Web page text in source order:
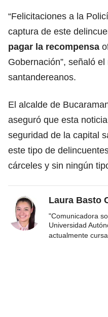
“Felicitaciones a la
captura de este
pagar la recompensa
Gobernación”, señaló
santandereanos.
El alcalde de
aseguró que esta
seguridad de la capital
este tipo de
cárceles y sin ningún
Laura Basto
"Comunicadora
Universidad
actualmente